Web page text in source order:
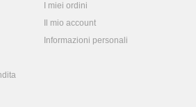
I miei ordini
Il mio account
Informazioni personali